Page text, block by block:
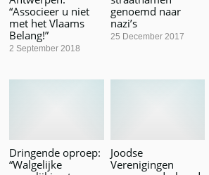
“Associeer u niet
met het Vlaams
Belang!”
2 September 2018
genoemd naar
nazi’s
25 December 2017
Dringende oproep:
“Walgelijke
Joodse
Verenigingen